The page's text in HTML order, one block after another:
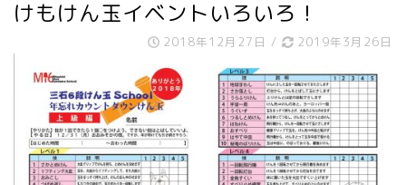
けもけん玉イベントいろいろ！
2018年12月27日 / 2019年3月26日